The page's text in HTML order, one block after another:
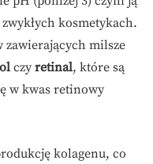
kosmetykach.
zawierających milsze
czy retinal, które są
w kwas retinowy
kolagenu, co